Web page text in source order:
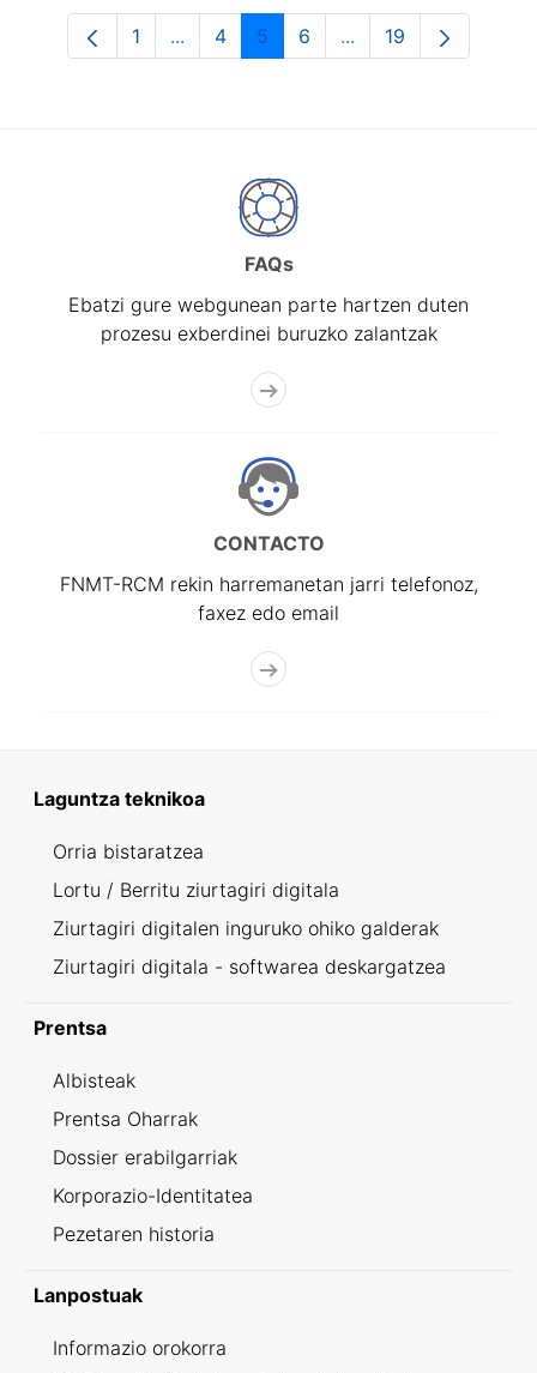
Orrialdea
1 ...Intermediate Pages Use TAB to
Orrialdea
4 Orrialdea
5 Orrialdea
6 ...Intermediate Pages
Orrialdea
19
FAQs
Ebatzi gure webgunean parte hartzen duten
prozesu exberdinei buruzko zalantzak
CONTACTO
FNMT-RCM rekin harremanetan jarri telefonoz,
faxez edo email
Laguntza teknikoa
Orria bistaratzea
Lortu / Berritu ziurtagiri digitala
Ziurtagiri digitalen inguruko ohiko galderak
Ziurtagiri digitala - softwarea deskargatzea
Prentsa
Albisteak
Prentsa Oharrak
Dossier erabilgarriak
Korporazio-Identitatea
Pezetaren historia
Lanpostuak
Informazio orokorra